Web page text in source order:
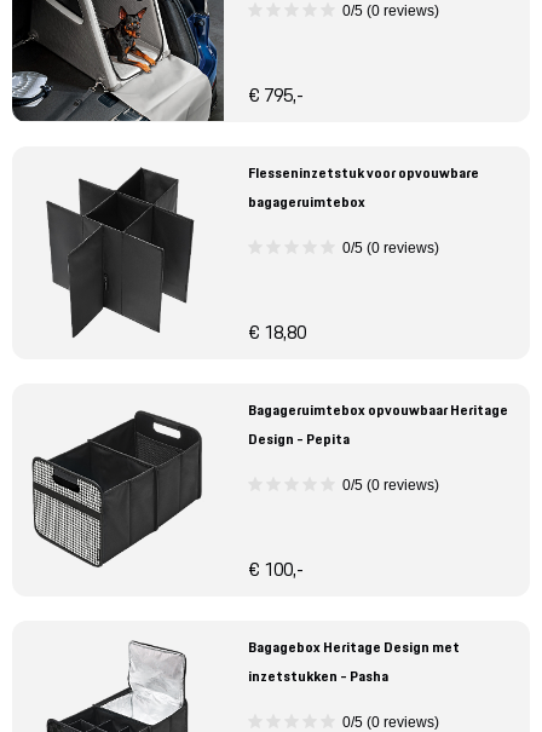
0/5 (0 reviews)
€ 795,-
Flesseninzetstuk voor opvouwbare
bagageruimtebox
0/5 (0 reviews)
€ 18,80
Bagageruimtebox opvouwbaar Heritage
Design - Pepita
0/5 (0 reviews)
€ 100,-
Bagagebox Heritage Design met
inzetstukken - Pasha
0/5 (0 reviews)